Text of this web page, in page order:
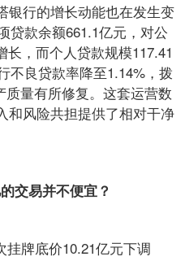
银行的增长动能也在发生变
贷款余额661.1亿元，对公
，而个人贷款规模117.41
不良贷款率降至1.14%，拨
量有所修复。这套运营数
和风险共担提供了相对干净
交易并不便宜？
挂牌底价10.21亿元下调